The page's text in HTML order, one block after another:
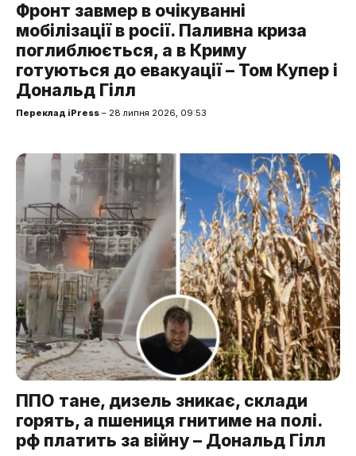
Фронт завмер в очікуванні
мобілізації в росії. Паливна криза
поглиблюється, а в Криму
готуються до евакуації – Том Купер і
Дональд Гілл
Переклад iPress – 28 липня 2026, 09:53
ППО тане, дизель зникає, склади
горять, а пшениця гнитиме на полі.
рф платить за війну – Дональд Гілл